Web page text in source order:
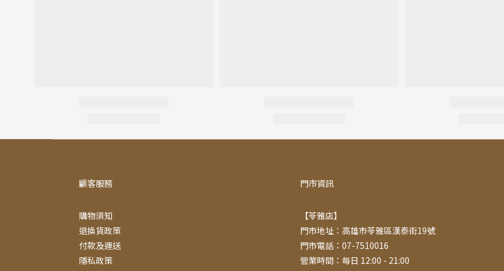
顧客服務
購物須知
退換貨政策
付款及運送
隱私政策
門市資訊
【苓雅店】
門市地址：高雄市苓雅區漢泰街19號
門市電話：07-7510016
營業時間：每日 12:00 - 21:00